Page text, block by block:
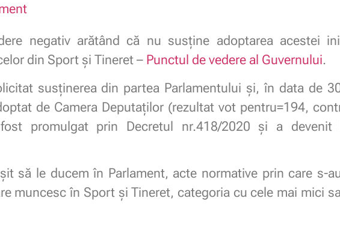
negativ arătând că nu susține adoptarea acestei
din Sport și Tineret – Punctul de vedere al Guvernului.
susținerea din partea Parlamentului și, în data de
de Camera Deputaților (rezultat vot pentru=194,
promulgat prin Decretul nr.418/2020 și a devenit
să le ducem în Parlament, acte normative prin care s-
muncesc în Sport și Tineret, categoria cu cele mai mici